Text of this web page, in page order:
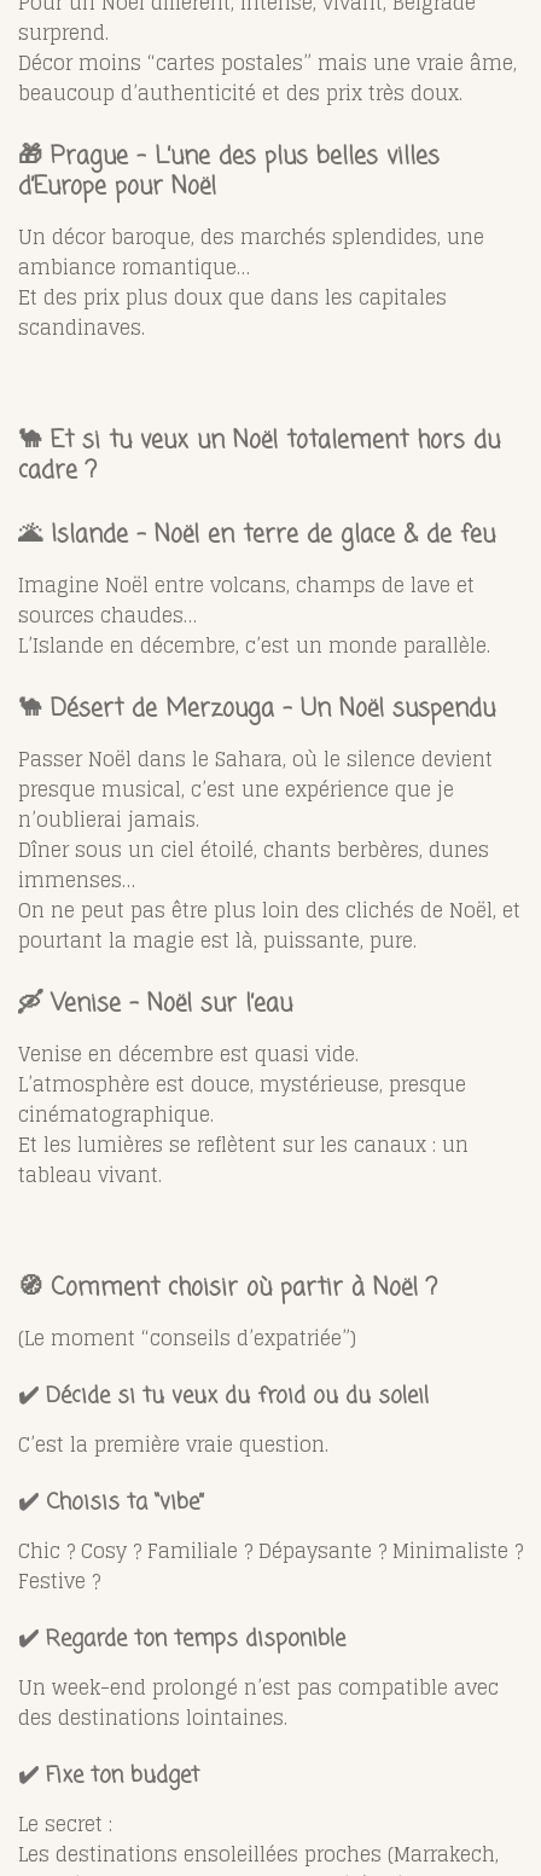
surprend.
Décor moins “cartes postales” mais une vraie âme,
beaucoup d’authenticité et des prix très doux.
🎁 Prague – L’une des plus belles villes
d’Europe pour Noël
Un décor baroque, des marchés splendides, une
ambiance romantique…
Et des prix plus doux que dans les capitales
scandinaves.
🐪 Et si tu veux un Noël totalement hors du
cadre ?
🌋 Islande – Noël en terre de glace & de feu
Imagine Noël entre volcans, champs de lave et
sources chaudes…
L’Islande en décembre, c’est un monde parallèle.
🐪 Désert de Merzouga – Un Noël suspendu
Passer Noël dans le Sahara, où le silence devient
presque musical, c’est une expérience que je
n’oublierai jamais.
Dîner sous un ciel étoilé, chants berbères, dunes
immenses…
On ne peut pas être plus loin des clichés de Noël, et
pourtant la magie est là, puissante, pure.
🛶 Venise – Noël sur l’eau
Venise en décembre est quasi vide.
L’atmosphère est douce, mystérieuse, presque
cinématographique.
Et les lumières se reflètent sur les canaux : un
tableau vivant.
🧭 Comment choisir où partir à Noël ?
(Le moment “conseils d’expatriée”)
✔️ Décide si tu veux du froid ou du soleil
C’est la première vraie question.
✔️ Choisis ta “vibe”
Chic ? Cosy ? Familiale ? Dépaysante ? Minimaliste ?
Festive ?
✔️ Regarde ton temps disponible
Un week-end prolongé n’est pas compatible avec
des destinations lointaines.
✔️ Fixe ton budget
Le secret :
Les destinations ensoleillées proches (Marrakech,